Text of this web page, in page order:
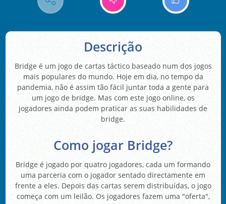
Descrição
Bridge é um jogo de cartas táctico baseado num dos jogos
mais populares do mundo. Hoje em dia, no tempo da
pandemia, não é assim tão fácil juntar toda a gente para
um jogo de bridge. Mas com este jogo online, os
jogadores ainda podem praticar as suas habilidades de
bridge.
Como jogar Bridge?
Bridge é jogado por quatro jogadores, cada um formando
uma parceria com o jogador sentado directamente em
frente a eles. Depois das cartas serem distribuídas, o jogo
começa com um leilão. Os jogadores fazem uma "oferta",